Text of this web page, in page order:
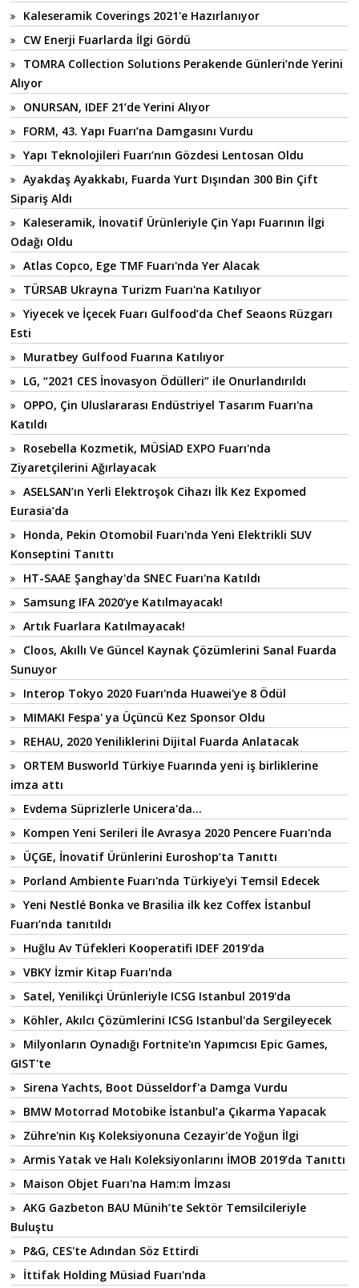
Kaleseramik Coverings 2021'e Hazırlanıyor
CW Enerji Fuarlarda İlgi Gördü
TOMRA Collection Solutions Perakende Günleri’nde Yerini
Alıyor
ONURSAN, IDEF 21’de Yerini Alıyor
FORM, 43. Yapı Fuarı’na Damgasını Vurdu
Yapı Teknolojileri Fuarı’nın Gözdesi Lentosan Oldu
Ayakdaş Ayakkabı, Fuarda Yurt Dışından 300 Bin Çift
Sipariş Aldı
Kaleseramik, İnovatif Ürünleriyle Çin Yapı Fuarının İlgi
Odağı Oldu
Atlas Copco, Ege TMF Fuarı'nda Yer Alacak
TÜRSAB Ukrayna Turizm Fuarı'na Katılıyor
Yiyecek ve İçecek Fuarı Gulfood’da Chef Seaons Rüzgarı
Esti
Muratbey Gulfood Fuarına Katılıyor
LG, “2021 CES İnovasyon Ödülleri” ile Onurlandırıldı
OPPO, Çin Uluslararası Endüstriyel Tasarım Fuarı'na
Katıldı
Rosebella Kozmetik, MÜSİAD EXPO Fuarı'nda
Ziyaretçilerini Ağırlayacak
ASELSAN’ın Yerli Elektroşok Cihazı İlk Kez Expomed
Eurasia’da
Honda, Pekin Otomobil Fuarı'nda Yeni Elektrikli SUV
Konseptini Tanıttı
HT-SAAE Şanghay'da SNEC Fuarı'na Katıldı
Samsung IFA 2020’ye Katılmayacak!
Artık Fuarlara Katılmayacak!
Cloos, Akıllı Ve Güncel Kaynak Çözümlerini Sanal Fuarda
Sunuyor
Interop Tokyo 2020 Fuarı'nda Huawei'ye 8 Ödül
MIMAKI Fespa' ya Üçüncü Kez Sponsor Oldu
REHAU, 2020 Yeniliklerini Dijital Fuarda Anlatacak
ORTEM Busworld Türkiye Fuarında yeni iş birliklerine
imza attı
Evdema Süprizlerle Unicera'da…
Kompen Yeni Serileri İle Avrasya 2020 Pencere Fuarı'nda
ÜÇGE, İnovatif Ürünlerini Euroshop’ta Tanıttı
Porland Ambiente Fuarı'nda Türkiye'yi Temsil Edecek
Yeni Nestlé Bonka ve Brasilia ilk kez Coffex İstanbul
Fuarı’nda tanıtıldı
Huğlu Av Tüfekleri Kooperatifi IDEF 2019'da
VBKY İzmir Kitap Fuarı'nda
Satel, Yenilikçi Ürünleriyle ICSG Istanbul 2019'da
Köhler, Akılcı Çözümlerini ICSG Istanbul'da Sergileyecek
Milyonların Oynadığı Fortnite'ın Yapımcısı Epic Games,
GIST'te
Sirena Yachts, Boot Düsseldorf'a Damga Vurdu
BMW Motorrad Motobike İstanbul’a Çıkarma Yapacak
Zühre'nin Kış Koleksiyonuna Cezayir'de Yoğun İlgi
Armis Yatak ve Halı Koleksiyonlarını İMOB 2019’da Tanıttı
Maison Objet Fuarı'na Ham:m İmzası
AKG Gazbeton BAU Münih’te Sektör Temsilcileriyle
Buluştu
P&G, CES'te Adından Söz Ettirdi
İttifak Holding Müsiad Fuarı'nda